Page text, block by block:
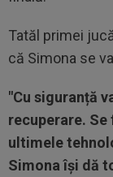
Tatăl primei
că Simona se
"Cu siguranță
recuperare.
ultimele
Simona își dă